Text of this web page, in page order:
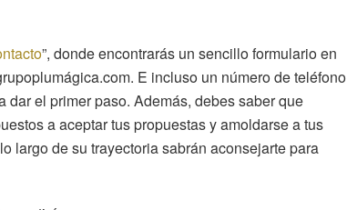
”, donde encontrarás un sencillo formulario en
E incluso un número de teléfono
el primer paso. Además, debes saber que
a aceptar tus propuestas y amoldarse a tus
largo de su trayectoria sabrán aconsejarte para